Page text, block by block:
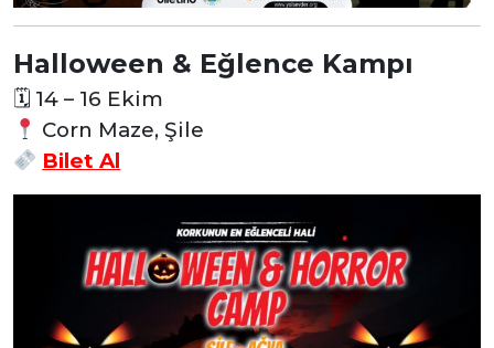
Halloween & Eğlence Kampı
🗓 14 – 16 Ekim
Corn Maze, Şile
Bilet Al